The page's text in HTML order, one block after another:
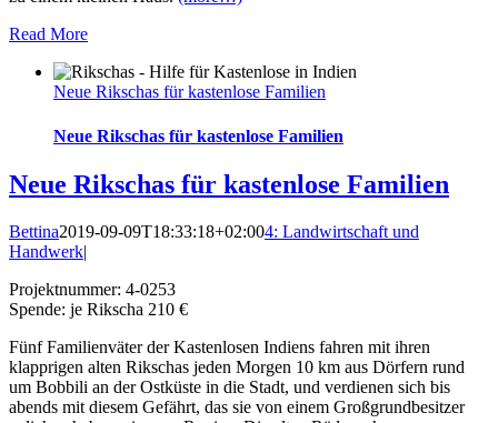
Read More
Neue Rikschas für kastenlose Familien
Neue Rikschas für kastenlose Familien
Neue Rikschas für kastenlose Familien
Bettina2019-09-09T18:33:18+02:004: Landwirtschaft und
Handwerk|
Projektnummer: 4-0253
Spende: je Rikscha 210 €
Fünf Familienväter der Kastenlosen Indiens fahren mit ihren
klapprigen alten Rikschas jeden Morgen 10 km aus Dörfern rund
um Bobbili an der Ostküste in die Stadt, und verdienen sich bis
abends mit diesem Gefährt, das sie von einem Großgrundbesitzer